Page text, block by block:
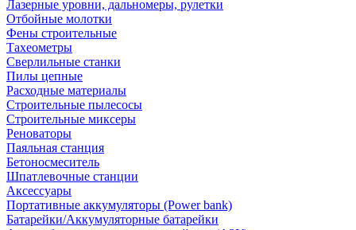
Лазерные уровни, дальномеры, рулетки
Отбойные молотки
Фены строительные
Тахеометры
Сверлильные станки
Пилы цепные
Расходные материалы
Строительные пылесосы
Строительные миксеры
Реноваторы
Паяльная станция
Бетоносмеситель
Шпатлевочные станции
Аксессуары
Портативные аккумуляторы (Power bank)
Батарейки/Аккумуляторные батарейки